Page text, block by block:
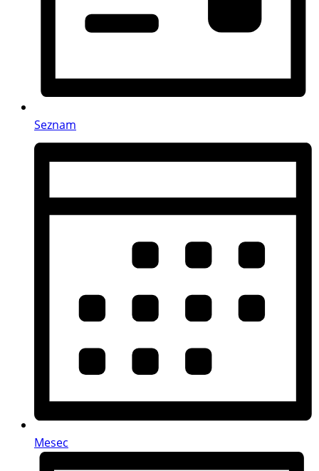
Seznam
Mesec